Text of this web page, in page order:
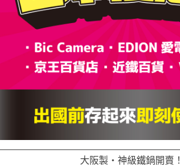
大阪製・神級鐵鍋開賣！